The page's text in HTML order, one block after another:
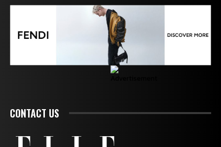
CONTACT US